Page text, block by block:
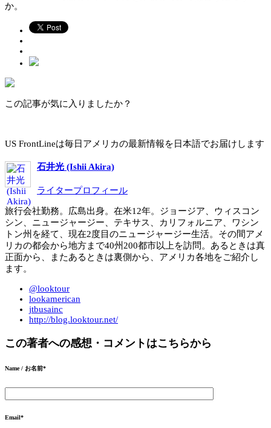
か。
この記事が気に入りましたか？
US FrontLineは毎日アメリカの最新情報を日本語でお届けします
石井光 (Ishii Akira)
ライタープロフィール
旅行会社勤務。広島出身。在米12年。ジョージア、ウィスコン
シン、ニュージャージー、テキサス、カリフォルニア、ワシン
トン州を経て、現在2度目のニュージャージー生活。その間アメ
リカの都会から地方まで40州200都市以上を訪問。あるときは真
正面から、またあるときは裏側から、アメリカ各地をご紹介し
ます。
@looktour
lookamerican
jtbusainc
http://blog.looktour.net/
この著者への感想・コメントはこちらから
Name / お名前*
Email*